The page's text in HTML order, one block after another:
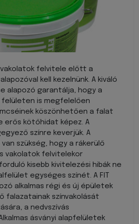
felvitele előtt a
kell kezelnünk. A kiváló
alapozó garantálja, hogy a
is megfelelően
köszönhetően a falat
erős kötőhidat képez. A
színre keverjük. A
szükség, hogy a rákerülő
vakolatok felvitelekor
kisebb kivitelezési hibák ne
egységes színét. A FIT
alkalmas régi és új épületek
falazatainak színvakolását
a nedvszívás
ásványi alapfelületek